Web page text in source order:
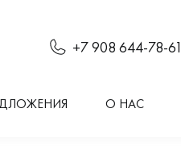
+7 908 644-78-61
О НАС